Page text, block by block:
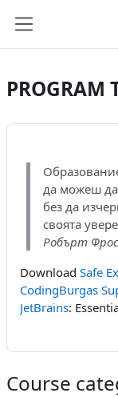
PROGRAM
да можеш
без да
своята
Робърт
Download Safe
CodingBurgas
JetBrains:
Course